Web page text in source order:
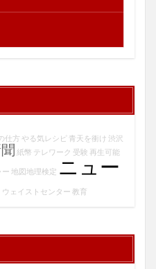
仕方 やる気レシピ 青天を衝け 渋沢
紙幣 テレワーク 受験 再生可能
ー 地図地理検定 ニュー
ウェイストセンター 教育